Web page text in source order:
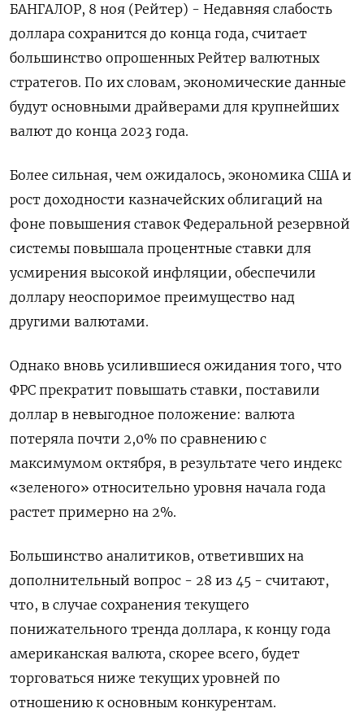
БАНГАЛОР, 8 ноя (Рейтер) - Недавняя слабость
доллара сохранится до конца года, считает
большинство опрошенных Рейтер валютных
стратегов. По их словам, экономические данные
будут основными драйверами для крупнейших
валют до конца 2023 года.
Более сильная, чем ожидалось, экономика США и
рост доходности казначейских облигаций на
фоне повышения ставок Федеральной резервной
системы повышала процентные ставки для
усмирения высокой инфляции, обеспечили
доллару неоспоримое преимущество над
другими валютами.
Однако вновь усилившиеся ожидания того, что
ФРС прекратит повышать ставки, поставили
доллар в невыгодное положение: валюта
потеряла почти 2,0% по сравнению с
максимумом октября, в результате чего индекс
«зеленого» относительно уровня начала года
растет примерно на 2%.
Большинство аналитиков, ответивших на
дополнительный вопрос - 28 из 45 - считают,
что, в случае сохранения текущего
понижательного тренда доллара, к концу года
американская валюта, скорее всего, будет
торговаться ниже текущих уровней по
отношению к основным конкурентам.